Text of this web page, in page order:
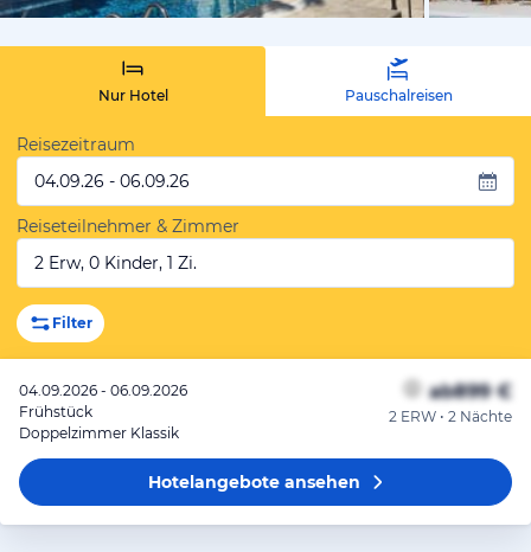
Nur Hotel Pauschalreisen
Reisezeitraum
04.09.26 - 06.09.26
Reiseteilnehmer & Zimmer
2 Erw, 0 Kinder, 1 Zi.
Filter
04.09.2026 - 06.09.2026
Frühstück
Doppelzimmer Klassik
ab899 €
2 ERW • 2 Nächte
Hotelangeboteansehen